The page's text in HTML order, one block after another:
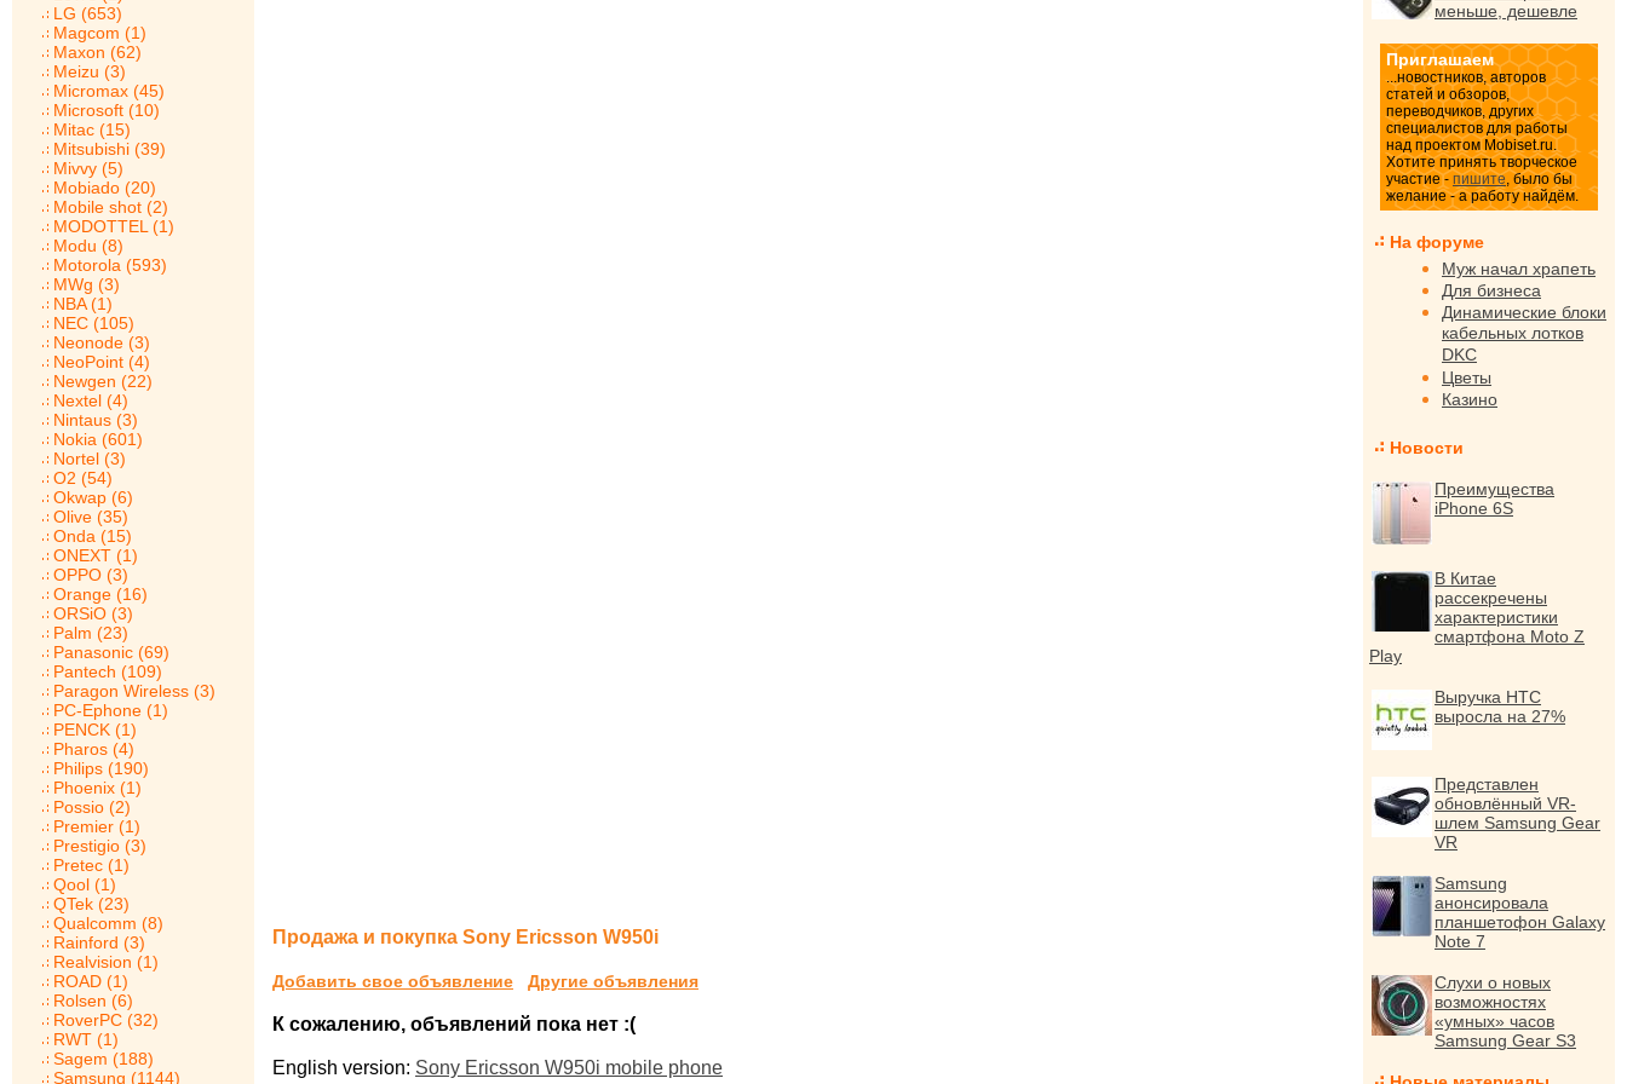
LG (653)
Magcom (1)
Maxon (62)
Meizu (3)
Micromax (45)
Microsoft (10)
Mitac (15)
Mitsubishi (39)
Mivvy (5)
Mobiado (20)
Mobile shot (2)
MODOTTEL (1)
Modu (8)
Motorola (593)
MWg (3)
NBA (1)
NEC (105)
Neonode (3)
NeoPoint (4)
Newgen (22)
Nextel (4)
Nintaus (3)
Nokia (601)
Nortel (3)
O2 (54)
Okwap (6)
Olive (35)
Onda (15)
ONEXT (1)
OPPO (3)
Orange (16)
ORSiO (3)
Palm (23)
Panasonic (69)
Pantech (109)
Paragon Wireless (3)
PC-Ephone (1)
PENCK (1)
Pharos (4)
Philips (190)
Phoenix (1)
Possio (2)
Premier (1)
Prestigio (3)
Pretec (1)
Qool (1)
QTek (23)
Qualcomm (8)
Rainford (3)
Realvision (1)
ROAD (1)
Rolsen (6)
RoverPC (32)
RWT (1)
Sagem (188)
Samsung (1144)
Продажа и покупка Sony Ericsson W950i
Добавить свое объявление Другие объявления
К сожалению, объявлений пока нет :(
English version: Sony Ericsson W950i mobile phone
меньше, дешевле
Приглашаем
...новостников, авторов
статей и обзоров,
переводчиков, других
специалистов для работы
над проектом Mobiset.ru.
Хотите принять творческое
участие - пишите, было бы
желание - а работу найдём.
На форуме
Муж начал храпеть
Для бизнеса
Динамические блоки
кабельных лотков
DKC
Цветы
Казино
Новости
Преимущества
iPhone 6S
В Китае
рассекречены
характеристики
смартфона Moto Z
Play
Выручка HTC
выросла на 27%
Представлен
обновлённый VR-
шлем Samsung Gear
VR
Samsung
анонсировала
планшетофон Galaxy
Note 7
Слухи о новых
возможностях
«умных» часов
Samsung Gear S3